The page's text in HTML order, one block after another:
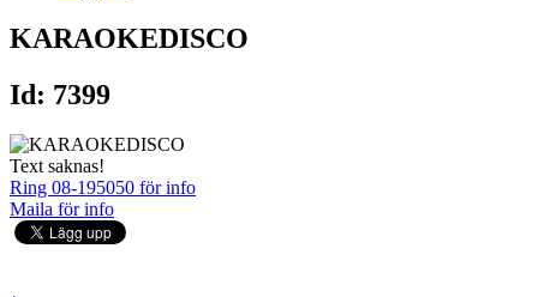
KARAOKEDISCO
Id: 7399
Text saknas!
Ring 08-195050 för info
Maila för info